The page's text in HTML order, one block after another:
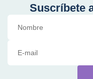
Suscríbete